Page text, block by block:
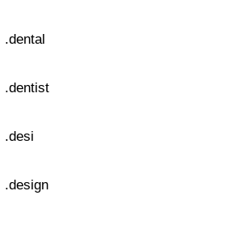
.dental
.dentist
.desi
.design